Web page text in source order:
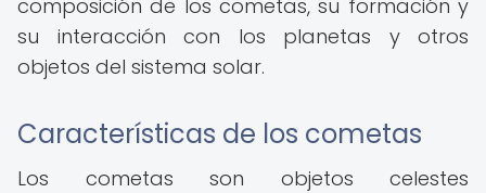
composición de los cometas, su formación y
su interacción con los planetas y otros
objetos del sistema solar.
Características de los cometas
Los cometas son objetos celestes